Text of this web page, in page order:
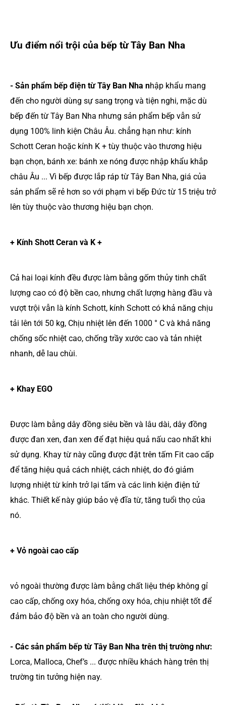
Ưu điểm nổi trội của bếp từ Tây Ban Nha
- Sản phẩm bếp điện từ Tây Ban Nha nhập khẩu mang
đến cho người dùng sự sang trọng và tiện nghi, mặc dù
bếp đến từ Tây Ban Nha nhưng sản phẩm bếp vẫn sử
dụng 100% linh kiện Châu Âu. chẳng hạn như: kính
Schott Ceran hoặc kính K + tùy thuộc vào thương hiệu
bạn chọn, bánh xe: bánh xe nóng được nhập khẩu khắp
châu Âu ... Vì bếp được lắp ráp từ Tây Ban Nha, giá của
sản phẩm sẽ rẻ hơn so với phạm vi bếp Đức từ 15 triệu trở
lên tùy thuộc vào thương hiệu bạn chọn.
+ Kính Shott Ceran và K +
Cả hai loại kính đều được làm bằng gốm thủy tinh chất
lượng cao có độ bền cao, nhưng chất lượng hàng đầu và
vượt trội vẫn là kính Schott, kính Schott có khả năng chịu
tải lên tới 50 kg, Chịu nhiệt lên đến 1000 ° C và khả năng
chống sốc nhiệt cao, chống trầy xước cao và tản nhiệt
nhanh, dễ lau chùi.
+ Khay EGO
Được làm bằng dây đồng siêu bền và lâu dài, dây đồng
được đan xen, đan xen để đạt hiệu quả nấu cao nhất khi
sử dụng. Khay từ này cũng được đặt trên tấm Fit cao cấp
để tăng hiệu quả cách nhiệt, cách nhiệt, do đó giảm
lượng nhiệt từ kính trở lại tấm và các linh kiện điện tử
khác. Thiết kế này giúp bảo vệ đĩa từ, tăng tuổi thọ của
nó.
+ Vỏ ngoài cao cấp
vỏ ngoài thường được làm bằng chất liệu thép không gỉ
cao cấp, chống oxy hóa, chống oxy hóa, chịu nhiệt tốt để
đảm bảo độ bền và an toàn cho người dùng.
- Các sản phẩm bếp từ Tây Ban Nha trên thị trường như:
Lorca, Malloca, Chef’s ... được nhiều khách hàng trên thị
trường tin tưởng hiện nay.